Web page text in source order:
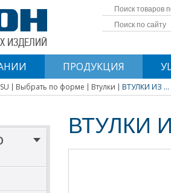
ИЗДЕЛИЙ
ПРОДУКЦИЯ
Выбрать по форме Втулки ВТУЛКИ ИЗ ...
ВТУЛКИ